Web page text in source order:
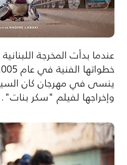
عندما بدأت المخرجة
ينسى في مهرجان كان
وإخراجها لفيلم "سكر بنات".